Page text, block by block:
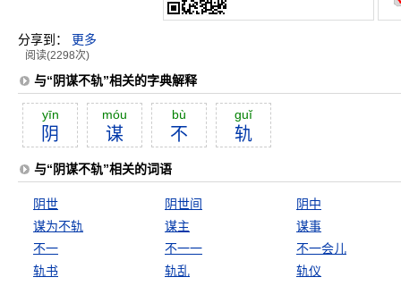
分享到： 更多
阅读(2298次)
与“阴谋不轨”相关的字典解释
yīn
阴
móu
谋
bù
不
guĭ
轨
与“阴谋不轨”相关的词语
阴世 阴世间
阴中
谋为不轨
谋主
谋事
不一
不一一
不一会儿
轨书
轨乱 轨仪